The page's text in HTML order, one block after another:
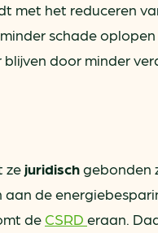
met het reduceren
schade
door minder
zejuridischgebonden
de
de CSRD eraan.